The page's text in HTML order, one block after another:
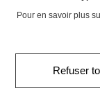
Naissance0-12
Pour en savoir plus
Refuser